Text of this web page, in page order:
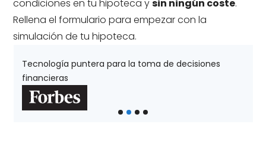
condiciones en tu hipoteca ysin ningún coste.
Rellena el formulario para empezar con la
simulación de tu hipoteca.
Tecnología puntera para la toma de decisiones
financieras